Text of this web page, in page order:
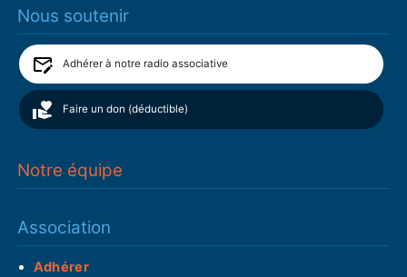
Nous soutenir
Adhérer à notre radio associative
Faire un don (déductible)
Notre équipe
Association
Adhérer